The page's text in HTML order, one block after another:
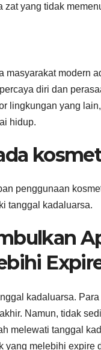
yang tidak
masyarakat modern
diri dan
lingkungan yang
hidup.
penggunaan
tanggal kadaluarsa.
kadaluarsa.
Namun, tidak
melewati tanggal
yang melebihi